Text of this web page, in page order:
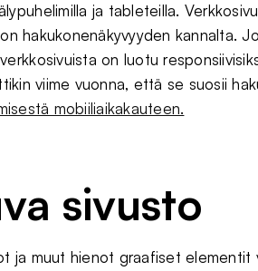
ja tableteilla.
hakukonenäkyvyyden kannalta.
on luotu
viime vuonna, että se suosii
mobiiliaikakauteen.
sivusto
ja muut hienot graafiset elementit